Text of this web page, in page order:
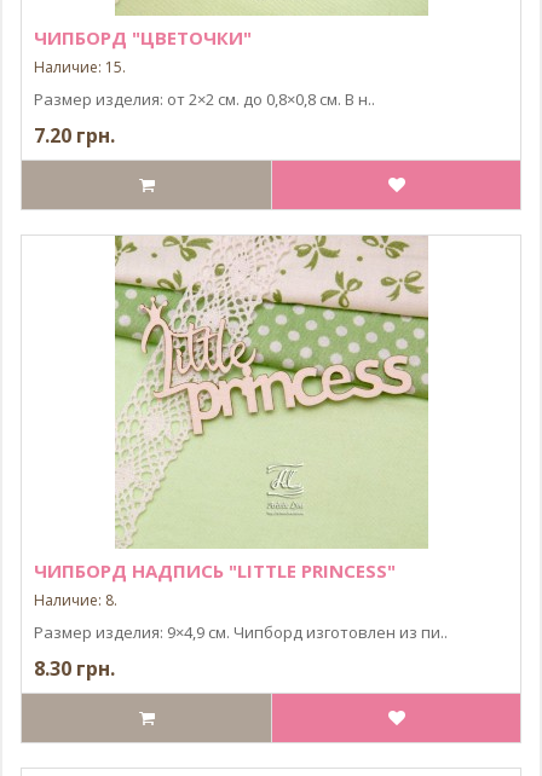
ЧИПБОРД "ЦВЕТОЧКИ"
Наличие: 15.
Размер изделия: от 2×2 см. до 0,8×0,8 см. В н..
7.20 грн.
ЧИПБОРД НАДПИСЬ "LITTLE PRINCESS"
Наличие: 8.
Размер изделия: 9×4,9 см. Чипборд изготовлен из пи..
8.30 грн.